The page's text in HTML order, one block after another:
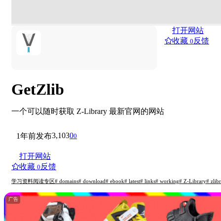
GetZlib
一个可以随时获取 Z-Library 最新官网的网站
打开网站
收藏 0 反馈
1年前发布3,10300
打开网站
收藏 0反馈
学习资料阅读专区# domains# download# ebook# latest# links# working# Z-Library#
广告